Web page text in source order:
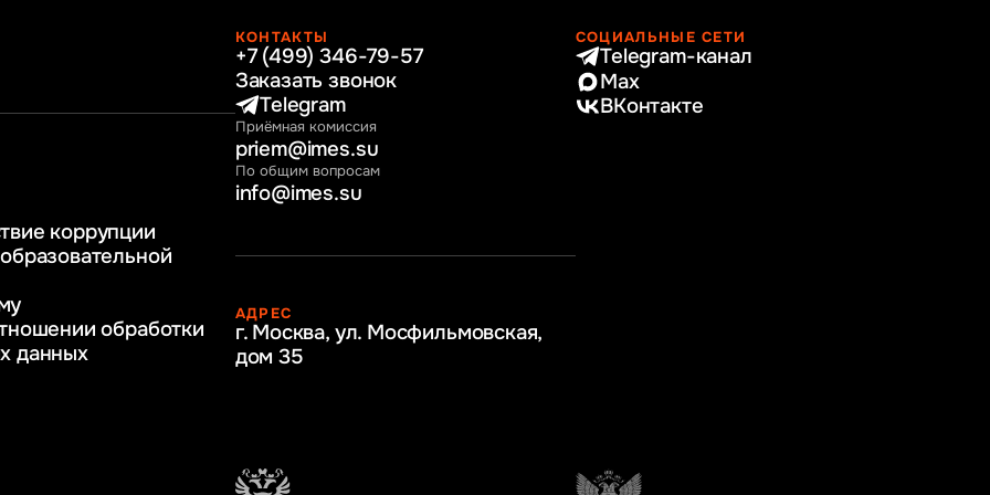
коррупции
обработки
данных
КОНТАКТЫ
+7 (499) 346-79-57
Заказать звонок
Telegram
Приёмная комиссия
priem@imes.su
По общим вопросам
info@imes.su
АДРЕС
г. Москва, ул. Мосфильмовская,
дом 35
СОЦИАЛЬНЫЕ СЕТИ
Telegram-канал
Max
ВКонтакте